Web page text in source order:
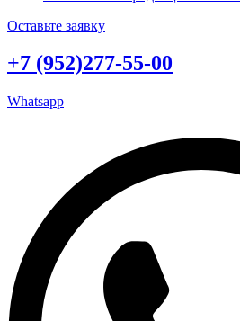
Оставьте заявку
+7 (952)277-55-00
Whatsapp